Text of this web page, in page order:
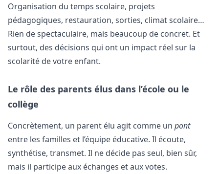
Organisation du temps scolaire, projets
pédagogiques, restauration, sorties, climat scolaire…
Rien de spectaculaire, mais beaucoup de concret. Et
surtout, des décisions qui ont un impact réel sur la
scolarité de votre enfant.
Le rôle des parents élus dans l’école ou le
collège
Concrètement, un parent élu agit comme un pont
entre les familles et l’équipe éducative. Il écoute,
synthétise, transmet. Il ne décide pas seul, bien sûr,
mais il participe aux échanges et aux votes.